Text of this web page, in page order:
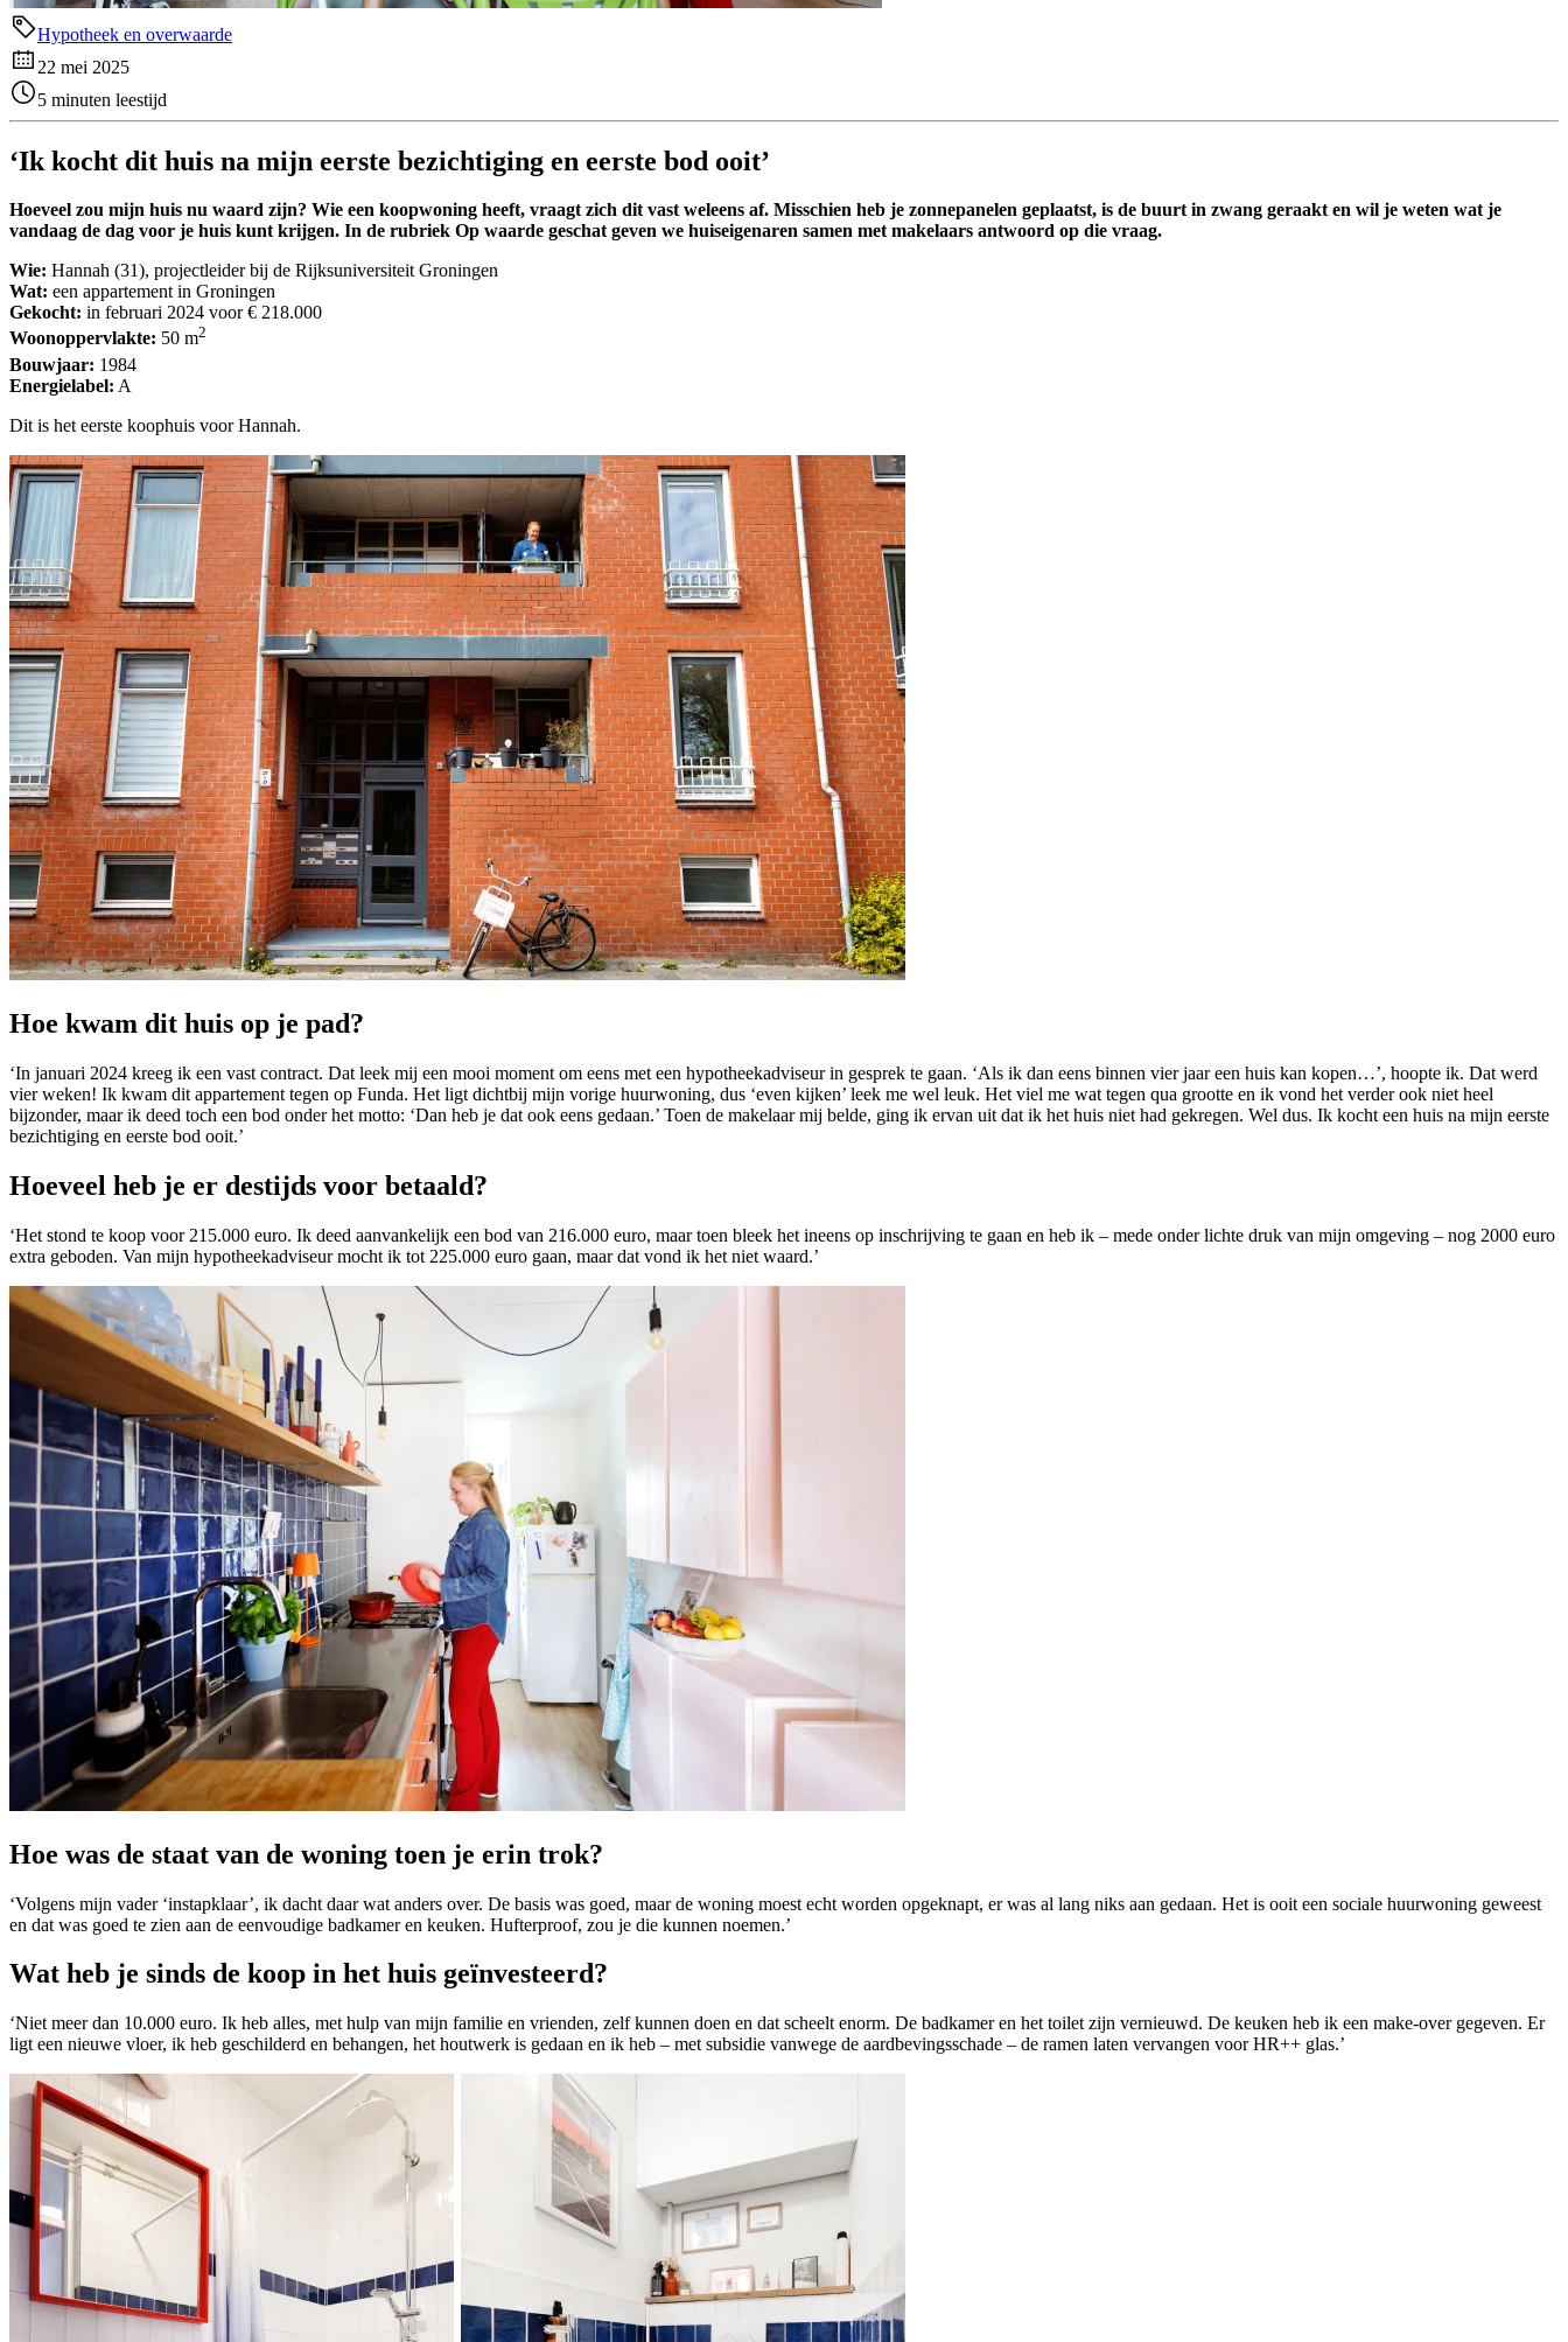
Hypotheek en overwaarde
22 mei 2025
5 minuten leestijd
‘Ik kocht dit huis na mijn eerste bezichtiging en eerste bod ooit’
Hoeveel zou mijn huis nu waard zijn? Wie een koopwoning heeft, vraagt zich dit vast weleens af. Misschien heb je zonnepanelen geplaatst, is de buurt in zwang geraakt en wil je weten wat je
vandaag de dag voor je huis kunt krijgen. In de rubriek Op waarde geschat geven we huiseigenaren samen met makelaars antwoord op die vraag.
Wie: Hannah (31), projectleider bij de Rijksuniversiteit Groningen
Wat: een appartement in Groningen
Gekocht: in februari 2024 voor € 218.000
Woonoppervlakte: 50 m2
Bouwjaar: 1984
Energielabel: A
Dit is het eerste koophuis voor Hannah.
Hoe kwam dit huis op je pad?
‘In januari 2024 kreeg ik een vast contract. Dat leek mij een mooi moment om eens met een hypotheekadviseur in gesprek te gaan. ‘Als ik dan eens binnen vier jaar een huis kan kopen…’, hoopte ik. Dat werd
vier weken! Ik kwam dit appartement tegen op Funda. Het ligt dichtbij mijn vorige huurwoning, dus ‘even kijken’ leek me wel leuk. Het viel me wat tegen qua grootte en ik vond het verder ook niet heel
bijzonder, maar ik deed toch een bod onder het motto: ‘Dan heb je dat ook eens gedaan.’ Toen de makelaar mij belde, ging ik ervan uit dat ik het huis niet had gekregen. Wel dus. Ik kocht een huis na mijn eerste
bezichtiging en eerste bod ooit.’
Hoeveel heb je er destijds voor betaald?
‘Het stond te koop voor 215.000 euro. Ik deed aanvankelijk een bod van 216.000 euro, maar toen bleek het ineens op inschrijving te gaan en heb ik – mede onder lichte druk van mijn omgeving – nog 2000 euro
extra geboden. Van mijn hypotheekadviseur mocht ik tot 225.000 euro gaan, maar dat vond ik het niet waard.’
Hoe was de staat van de woning toen je erin trok?
‘Volgens mijn vader ‘instapklaar’, ik dacht daar wat anders over. De basis was goed, maar de woning moest echt worden opgeknapt, er was al lang niks aan gedaan. Het is ooit een sociale huurwoning geweest
en dat was goed te zien aan de eenvoudige badkamer en keuken. Hufterproof, zou je die kunnen noemen.’
Wat heb je sinds de koop in het huis geïnvesteerd?
‘Niet meer dan 10.000 euro. Ik heb alles, met hulp van mijn familie en vrienden, zelf kunnen doen en dat scheelt enorm. De badkamer en het toilet zijn vernieuwd. De keuken heb ik een make-over gegeven. Er
ligt een nieuwe vloer, ik heb geschilderd en behangen, het houtwerk is gedaan en ik heb – met subsidie vanwege de aardbevingsschade – de ramen laten vervangen voor HR++ glas.’